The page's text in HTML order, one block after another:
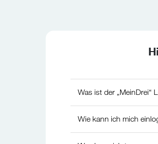
Was ist der „MeinDrei“
Wie kann ich mich